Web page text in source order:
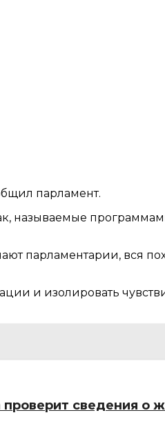
парламент.
называемые
парламентарии, вся
и изолировать
проверит сведения о